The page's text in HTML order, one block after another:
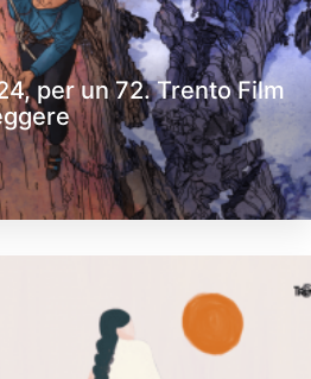
per un 72. Trento Film